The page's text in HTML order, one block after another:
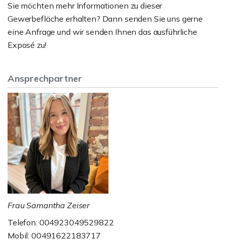
Sie möchten mehr Informationen zu dieser
Gewerbefläche erhalten? Dann senden Sie uns gerne
eine Anfrage und wir senden Ihnen das ausführliche
Exposé zu!
Ansprechpartner
Frau Samantha Zeiser
Telefon: 004923049529822
Mobil: 00491622183717